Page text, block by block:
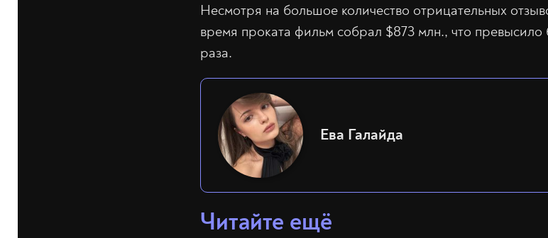
Несмотря на большое количество отрицательных
время проката фильм собрал $873 млн., что
раза.
Ева Галайда
Читайте ещё